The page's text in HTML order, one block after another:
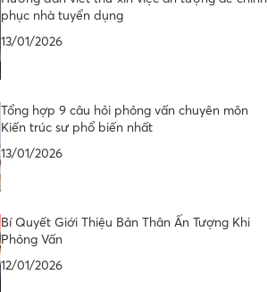
phục nhà tuyển dụng
13/01/2026
Tổng hợp 9 câu hỏi phỏng vấn chuyên môn
Kiến trúc sư phổ biến nhất
13/01/2026
Bí Quyết Giới Thiệu Bản Thân Ấn Tượng Khi
Phỏng Vấn
12/01/2026